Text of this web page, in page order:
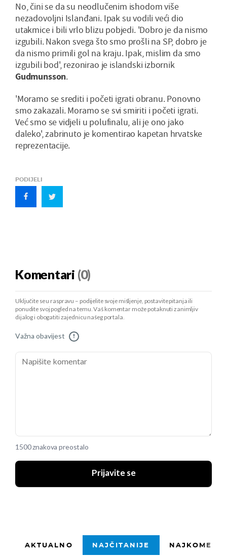
No, čini se da su neodlučenim ishodom više
nezadovoljni Islanđani. Ipak su vodili veći dio
utakmice i bili vrlo blizu pobjedi. 'Dobro je da nismo
izgubili. Nakon svega što smo prošli na SP, dobro je
da nismo primili gol na kraju. Ipak, mislim da smo
izgubili bod', rezonirao je islandski izbornik
Gudmunsson.
'Moramo se srediti i početi igrati obranu. Ponovno
smo zakazali. Moramo se svi smiriti i početi igrati.
Već smo se vidjeli u polufinalu, ali je ono jako
daleko', zabrinuto je komentirao kapetan hrvatske
reprezentacije.
PODIJELI
Komentari (0)
Uključite se u raspravu – podijelite svoje mišljenje, postavite pitanja ili
ponudite svoj pogled na temu. Vaš komentar može potaknuti zanimljiv
dijalog i obogatiti zajednicu našeg portala.
Važna obavijest !
1500 znakova preostalo
Prijavite se
AKTUALNO NAJČITANIJE